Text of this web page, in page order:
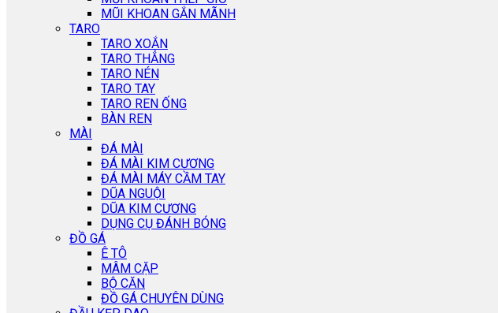
MŨI KHOAN GẮN MÃNH
TARO
TARO XOẮN
TARO THẲNG
TARO NÉN
TARO TAY
TARO REN ỐNG
BÀN REN
MÀI
ĐÁ MÀI
ĐÁ MÀI KIM CƯƠNG
ĐÁ MÀI MÁY CẦM TAY
DŨA NGUỘI
DŨA KIM CƯƠNG
DỤNG CỤ ĐÁNH BÓNG
ĐỒ GÁ
Ê TÔ
MÂM CẶP
BỘ CĂN
ĐỒ GÁ CHUYÊN DÙNG